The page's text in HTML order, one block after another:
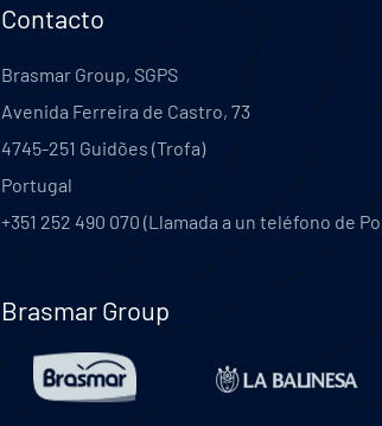
Contacto
Brasmar Group, SGPS
Avenida Ferreira de Castro, 73
4745-251 Guidões (Trofa)
Portugal
+351 252 490 070 (Llamada a un teléfono de
Brasmar Group